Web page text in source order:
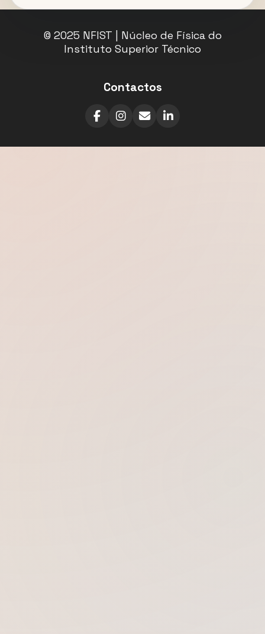
© 2025 NFIST | Núcleo de Física do
Instituto Superior Técnico
Contactos